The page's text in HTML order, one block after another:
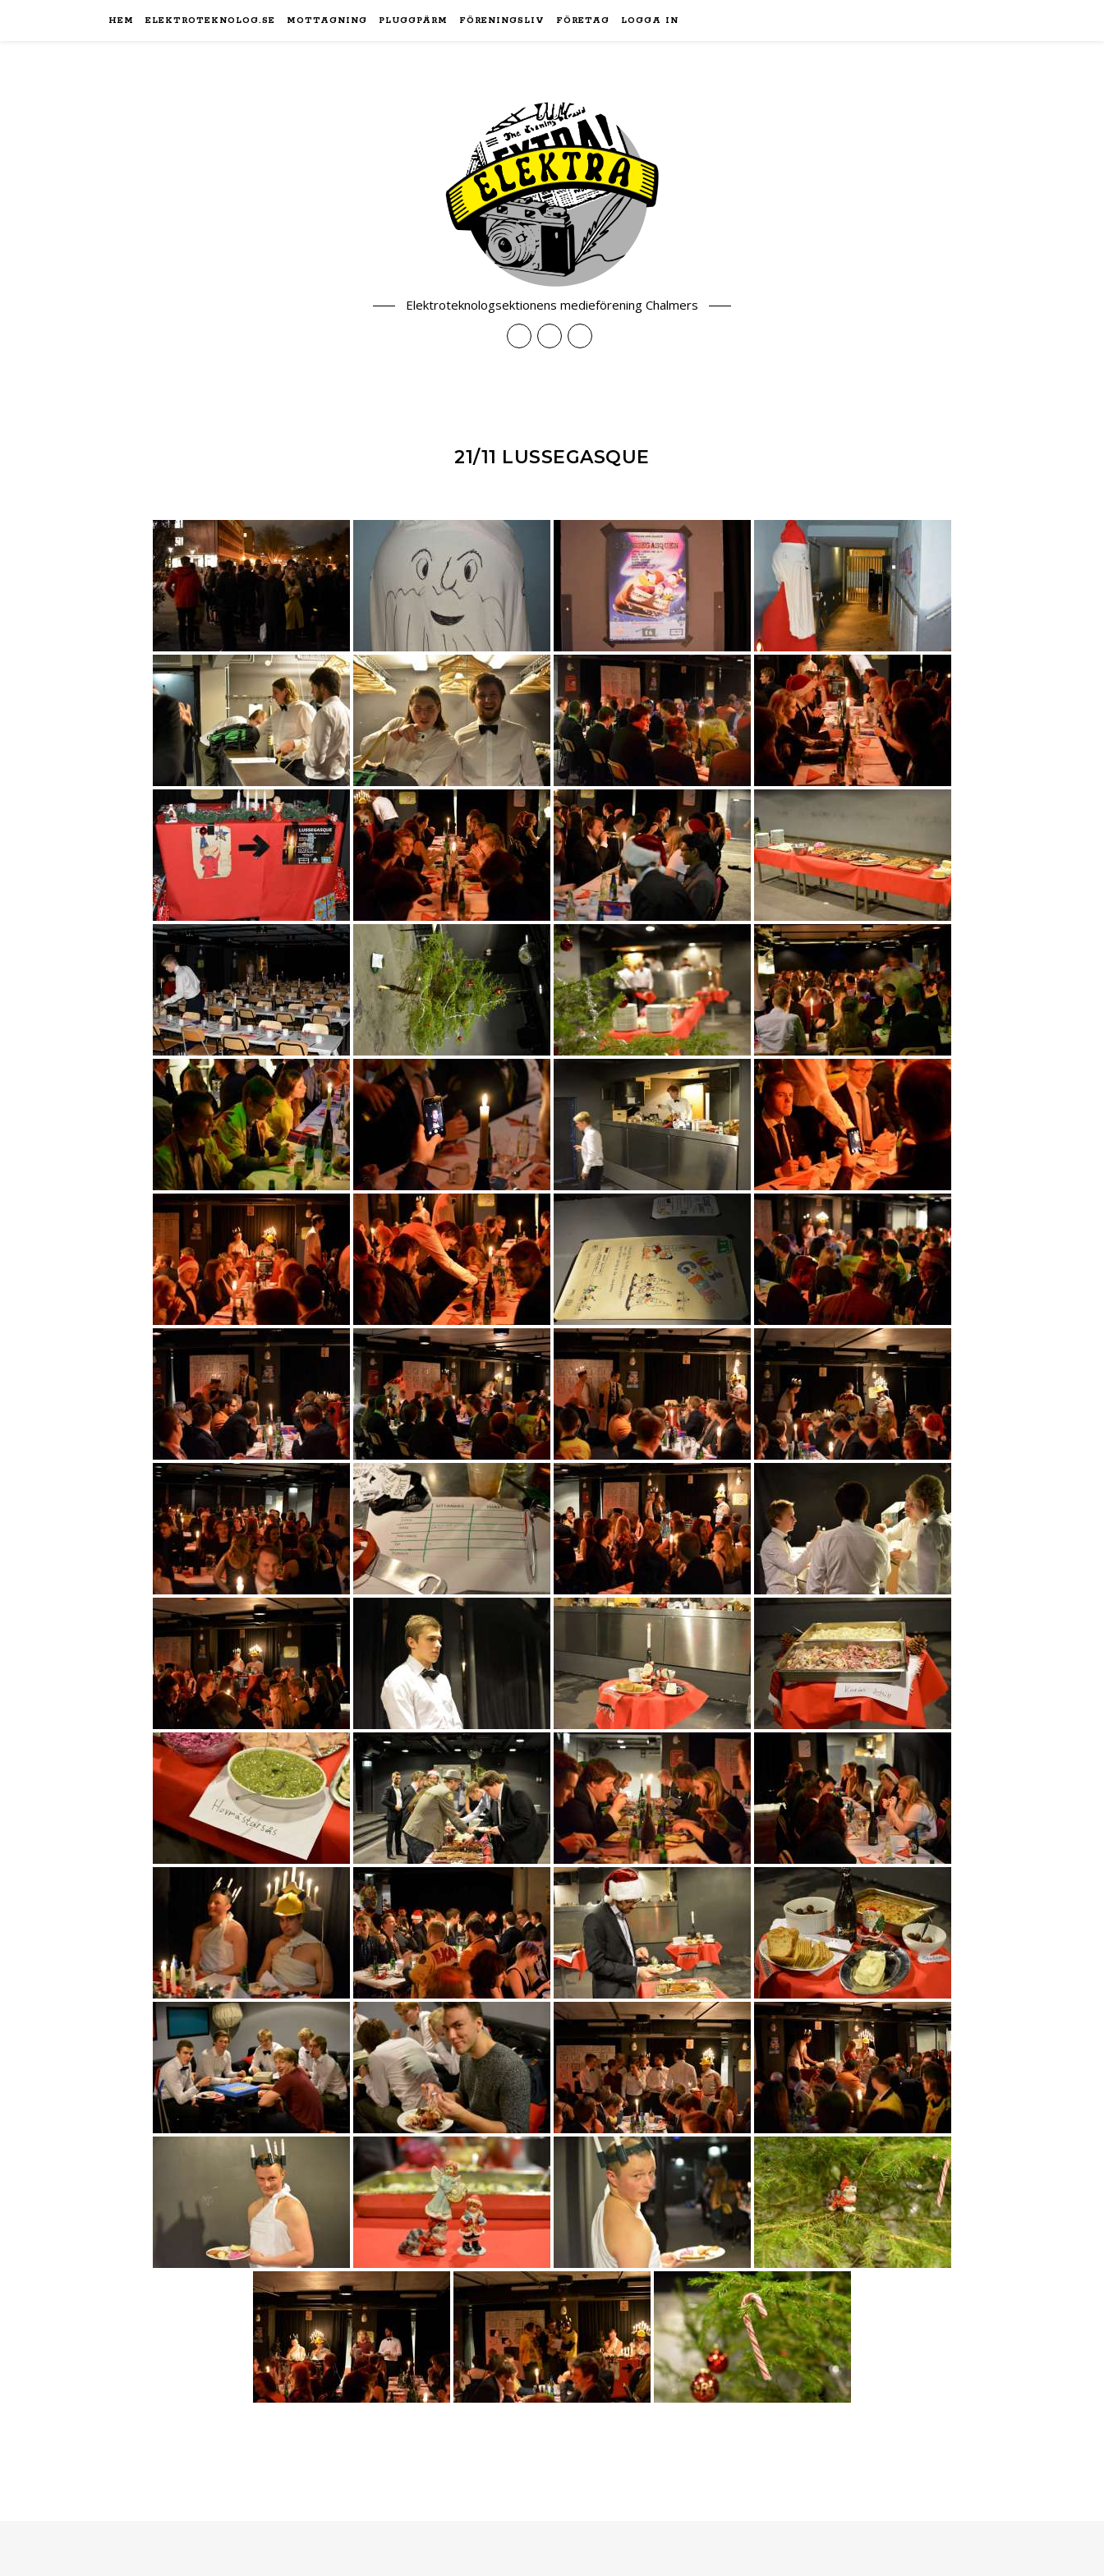
HEM ELEKTROTEKNOLOG.SE MOTTAGNING PLUGGPÄRM FÖRENINGSLIV FÖRETAG LOGGA IN
Elektroteknologsektionens medieförening Chalmers
21/11 LUSSEGASQUE